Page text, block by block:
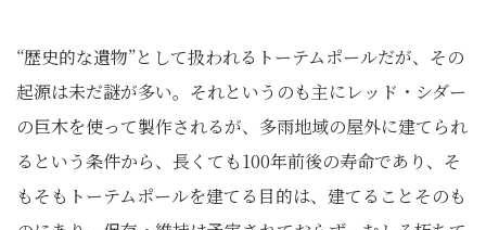
“歴史的な遺物”として扱われるトーテムポールだが、その
起源は未だ謎が多い。それというのも主にレッド・シダー
の巨木を使って製作されるが、多雨地域の屋外に建てられ
るという条件から、長くても100年前後の寿命であり、そ
もそもトーテムポールを建てる目的は、建てることそのも